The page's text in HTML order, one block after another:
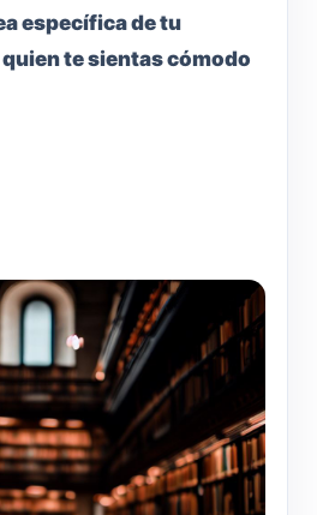
específica de tu
te sientas cómodo